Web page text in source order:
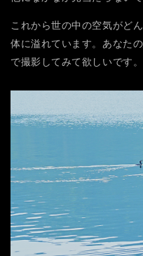
これから世の中の空気がど
体に溢れています。あなた
で撮影してみて欲しいです。